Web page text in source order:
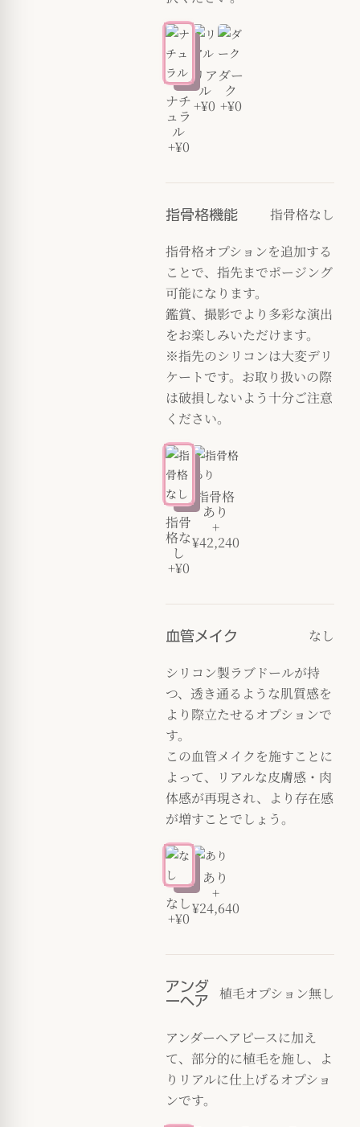
ナチ
ュラ
ル
+¥0
リア
ル
+¥0
ダー
ク
+¥0
指骨格機能
指骨格なし
指骨格オプションを追加する
ことで、指先までポージング
可能になります。
鑑賞、撮影でより多彩な演出
をお楽しみいただけます。
※指先のシリコンは大変デリ
ケートです。お取り扱いの際
は破損しないよう十分ご注意
ください。
指骨
格な
し
+¥0
指骨格
あり
+
¥42,240
血管メイク
なし
シリコン製ラブドールが持
つ、透き通るような肌質感を
より際立たせるオプションで
す。
この血管メイクを施すことに
よって、リアルな皮膚感・肉
体感が再現され、より存在感
が増すことでしょう。
なし
+¥0
あり
+
¥24,640
アンダ
ーヘア
植毛オプション無し
アンダーヘアピースに加え
て、部分的に植毛を施し、よ
りリアルに仕上げるオプショ
ンです。